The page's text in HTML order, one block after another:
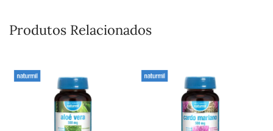
Produtos Relacionados